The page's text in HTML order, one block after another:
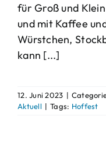
für Groß und
und mit Kaffee
Würstchen,
kann [...]
12. Juni 2023 |
Aktuell | Tags: Hoffest